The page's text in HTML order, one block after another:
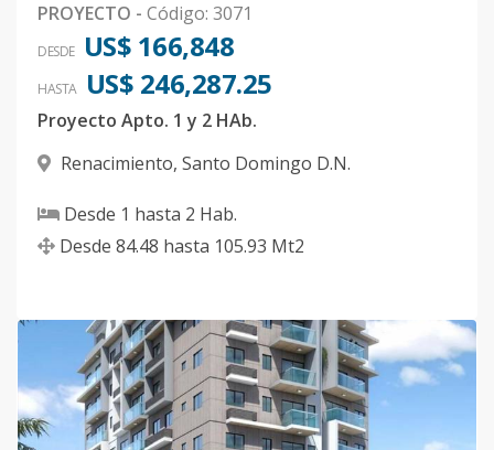
PROYECTO - Código: 3071
DESDE US$ 166,848
HASTA US$ 246,287.25
Proyecto Apto. 1 y 2 HAb.
Renacimiento, Santo Domingo D.N.
Desde 1 hasta 2 Hab.
Desde 84.48 hasta 105.93 Mt2